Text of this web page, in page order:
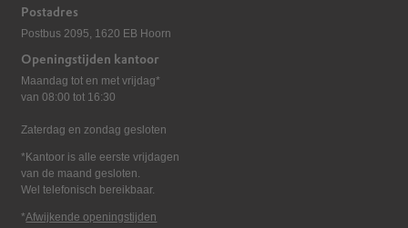
Postadres
Postbus 2095, 1620 EB Hoorn
Openingstijden kantoor
Maandag tot en met vrijdag*
van 08:00 tot 16:30
Zaterdag en zondag gesloten
*Kantoor is alle eerste vrijdagen
van de maand gesloten.
Wel telefonisch bereikbaar.
*Afwijkende openingstijden